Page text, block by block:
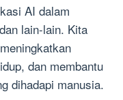
AI dalam
lain-lain. Kita
dan membantu
dihadapi manusia.